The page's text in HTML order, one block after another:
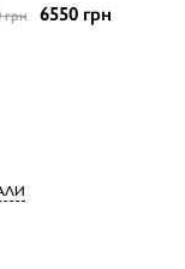
грн 6550 грн